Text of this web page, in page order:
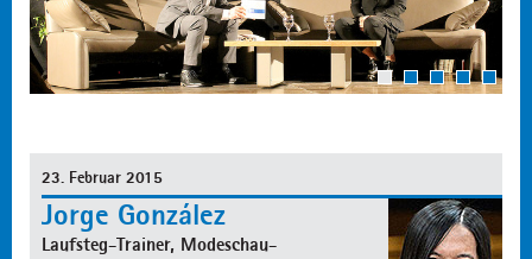
1 2 3 4 5
23. Februar 2015
Jorge González
Laufsteg-Trainer, Modeschau-